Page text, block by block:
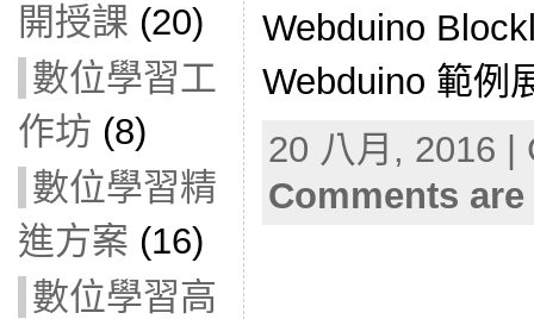
開授課 (20)
數位學習工
作坊 (8)
數位學習精
進方案 (16)
數位學習高
Webduino
Webduino 範例
20 八月, 2016
Comments